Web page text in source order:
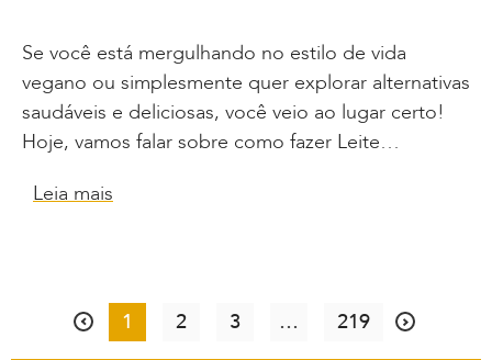
Se você está mergulhando no estilo de vida
vegano ou simplesmente quer explorar alternativas
saudáveis e deliciosas, você veio ao lugar certo!
Hoje, vamos falar sobre como fazer Leite…
Leia mais
1 2 3 … 219